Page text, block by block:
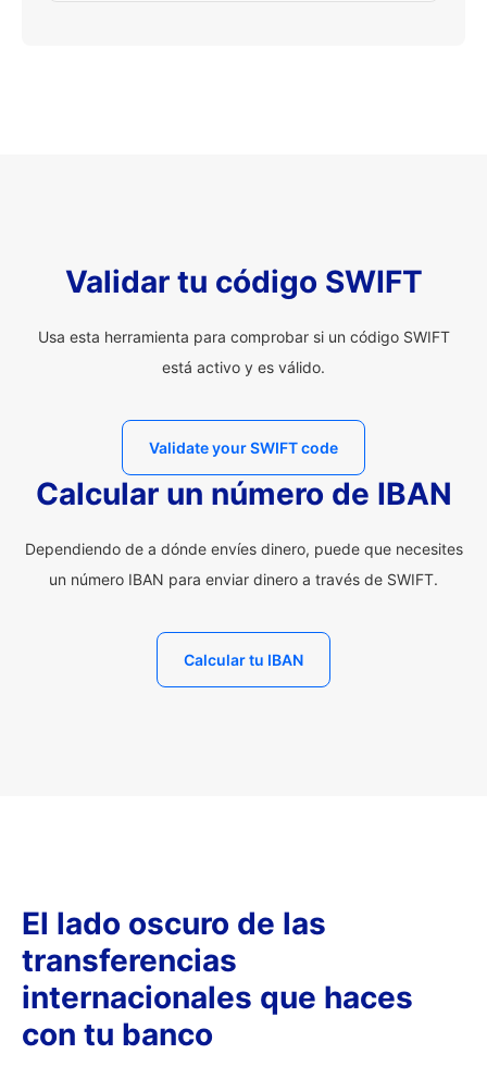
Validar tu código SWIFT
Usa esta herramienta para comprobar si un código SWIFT
está activo y es válido.
Validate your SWIFT code
Calcular un número de IBAN
Dependiendo de a dónde envíes dinero, puede que necesites
un número IBAN para enviar dinero a través de SWIFT.
Calcular tu IBAN
El lado oscuro de las
transferencias
internacionales que haces
con tu banco